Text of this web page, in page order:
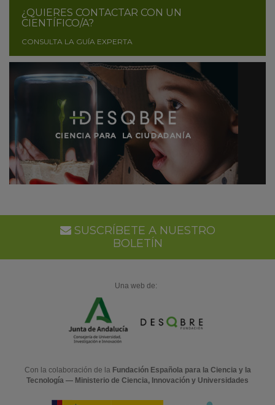
¿QUIERES CONTACTAR CON UN
CIENTÍFICO/A?
CONSULTA LA GUÍA EXPERTA
SUSCRÍBETE A NUESTRO
BOLETÍN
Una web de:
Con la colaboración de la Fundación Española para la Ciencia y la
Tecnología — Ministerio de Ciencia, Innovación y Universidades